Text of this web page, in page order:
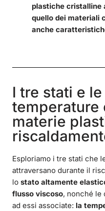
plastiche cristalline
quello dei materiali
anche
I tre stati e
temperature
materie
Esploriamo i tre stati che
attraversano durante il
lo stato altamente
flusso viscoso, nonché le
ad essi associate: la